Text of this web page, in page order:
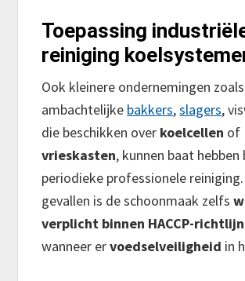
Toepassing
reiniging
Ook kleinere ondernemingen zoals
ambachtelijke bakkers,slagers,
die beschikken over koelcellen of
vrieskasten, kunnen baat hebben
periodieke professionele
gevallen is de schoonmaak zelfs
verplicht binnen HACCP-
wanneer ervoedselveiligheid in